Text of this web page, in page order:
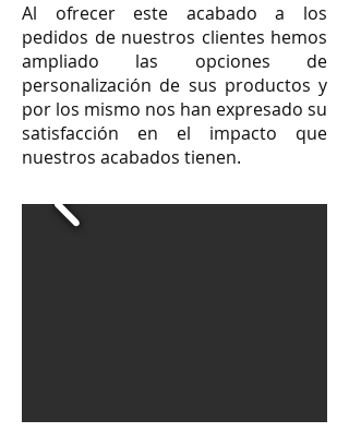
Al ofrecer este acabado a los
pedidos de nuestros clientes hemos
ampliado las opciones de
personalización de sus productos y
por los mismo nos han expresado su
satisfacción en el impacto que
nuestros acabados tienen.